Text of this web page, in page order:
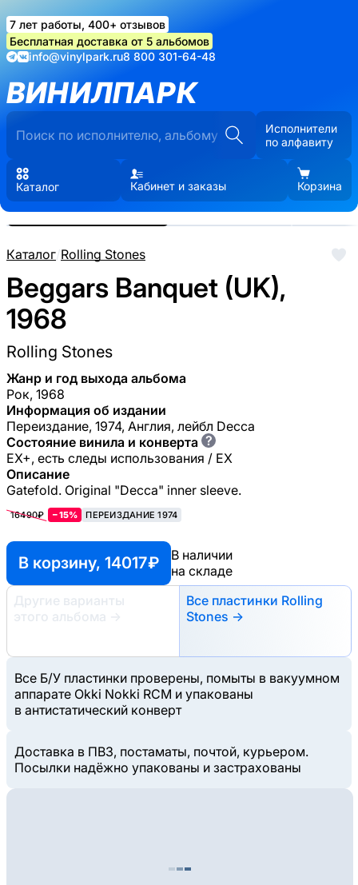
7 лет работы, 400+ отзывов
Бесплатная доставка от 5 альбомов
info@vinylpark.ru8 800 301-64-48
ВИНИЛПАРК
Исполнители
по алфавиту
Каталог Кабинет и заказы Корзина
Каталог/Rolling Stones
Beggars Banquet (UK),
1968
Rolling Stones
Жанр и год выхода альбома
Рок, 1968
Информация об издании
Переиздание, 1974, Англия, лейбл Decca
Состояние винила и конверта ?
EX+, есть следы использования / EX
Описание
Gatefold. Original "Decca" inner sleeve.
16490₽ −15% ПЕРЕИЗДАНИЕ 1974
В корзину, 14017 ₽
В наличии
на складе
Другие варианты
этого альбома
→
Все пластинки Rolling
Stones →
Все Б/У пластинки проверены, помыты в вакуумном
аппарате Okki Nokki RCM и упакованы
в антистатический конверт
Доставка в ПВЗ, постаматы, почтой, курьером.
Посылки надёжно упакованы и застрахованы
Реальные фото пластинки.
Нажмите, чтобы увеличить